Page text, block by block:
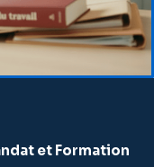
et Formation